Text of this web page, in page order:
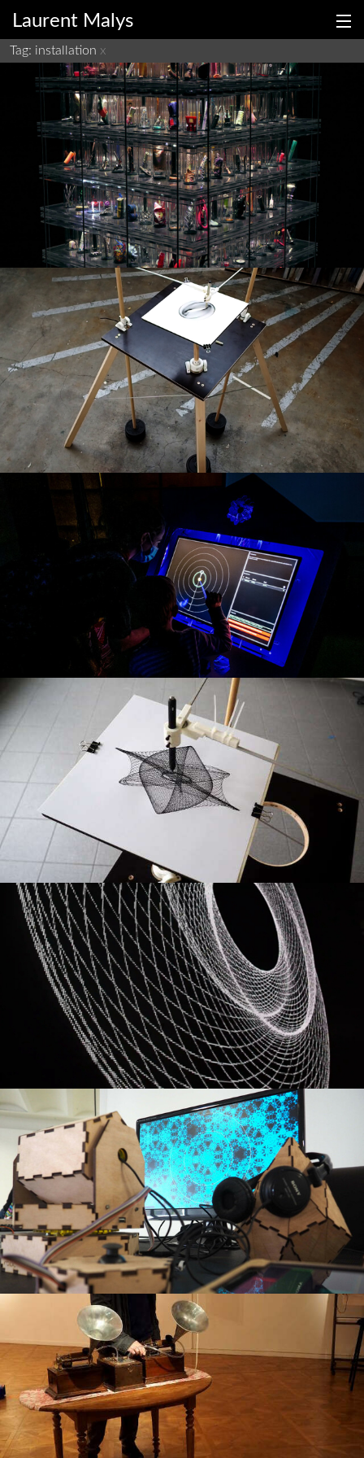
Laurent Malys
fr en
Tag: installation x
1000
Un tour du monde et 1000 objets
exposition installationelectronique
Un Harmonographe
Un harmonographe en bois
fabricationinstallation
Le Télescope Harmonique
Un jeu collaboratif et musical pour partir à la découverte
d'exoplanêtes
installation
Résidence à l'Université du Havre
résidence installation exposition
Near Miss Harmony au Printemps de
Bourges
installationexposition
Irbick à Made in Friche
installationexposition
Dj Charles Cros